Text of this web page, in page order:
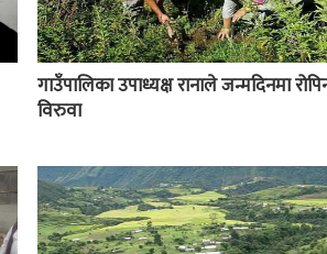
गाउँपालिका उपाध्यक्ष रानाले जन्मदिनमा
विरुवा